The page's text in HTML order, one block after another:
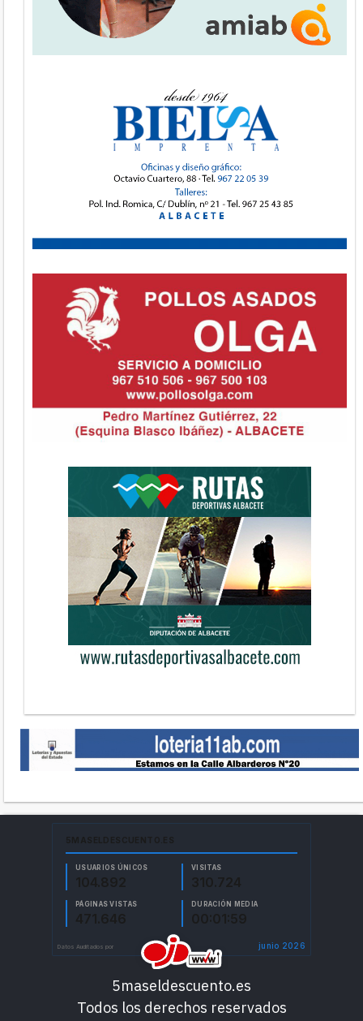
5maseldescuento.es
Todos los derechos reservados